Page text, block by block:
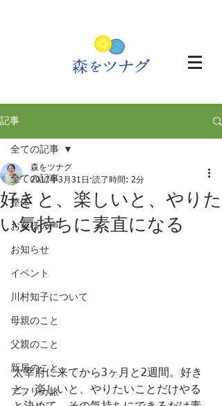
記事
全ての記事
整体
お客様の声
お知らせ
イベント
川村知子について
母親のこと
父親のこと
新居のこと
アフリカ旅
全ての記事
好きと、楽しいと、やりた
い気持ちに素直になる
森をツナグ
2017年3月31日 読了時間: 2分
太宰府に来てから3ヶ月と2週間。好き
と、楽しいと、やりたいことだけやる